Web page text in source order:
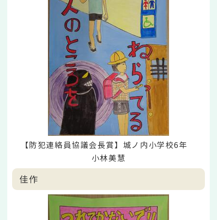
【防犯連絡員協議会長賞】城ノ内小学校6年
小林美慧
佳作